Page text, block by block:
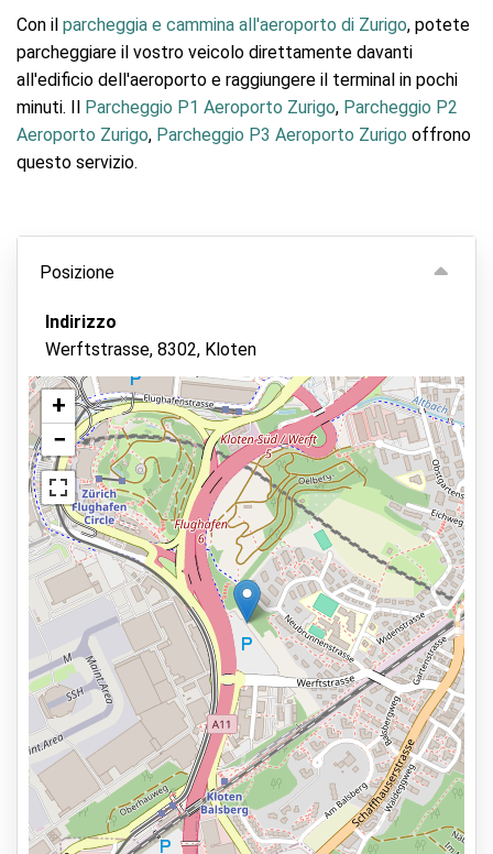
Con il parcheggia e cammina all'aeroporto di Zurigo, potete
parcheggiare il vostro veicolo direttamente davanti
all'edificio dell'aeroporto e raggiungere il terminal in pochi
minuti. Il Parcheggio P1 Aeroporto Zurigo, Parcheggio P2
Aeroporto Zurigo, Parcheggio P3 Aeroporto Zurigo offrono
questo servizio.
Posizione
Indirizzo
Werftstrasse, 8302, Kloten
+
−